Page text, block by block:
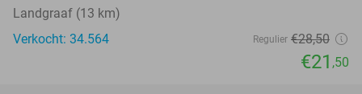
Landgraaf (13 km)
Verkocht: 34.564
Regulier €28,50
€21 ,50